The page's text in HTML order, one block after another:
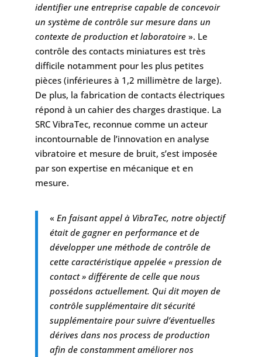
identifier une entreprise capable de concevoir
un système de contrôle sur mesure dans un
contexte de production et laboratoire». Le
contrôle des contacts miniatures est très
difficile notamment pour les plus petites
pièces (inférieures à 1,2 millimètre de large).
De plus, la fabrication de contacts électriques
répond à un cahier des charges drastique. La
SRC VibraTec, reconnue comme un acteur
incontournable de l’innovation en analyse
vibratoire et mesure de bruit, s’est imposée
par son expertise en mécanique et en
mesure.
« En faisant appel à VibraTec, notre objectif
était de gagner en performance et de
développer une méthode de contrôle de
cette caractéristique appelée « pression de
contact » différente de celle que nous
possédons actuellement. Qui dit moyen de
contrôle supplémentaire dit sécurité
supplémentaire pour suivre d’éventuelles
dérives dans nos process de production
afin de constamment améliorer nos